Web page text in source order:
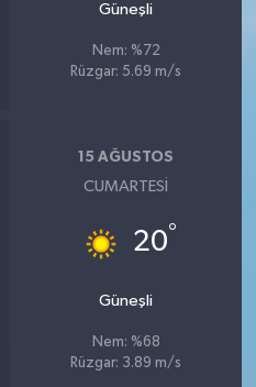
Güneşli
Nem: %72
Rüzgar: 5.69 m/s
15 AĞUSTOS
CUMARTESI
20°
Güneşli
Nem: %68
Rüzgar: 3.89 m/s